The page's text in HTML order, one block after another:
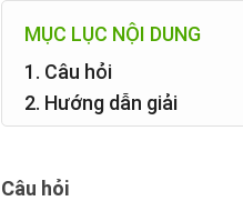
MỤC LỤC NỘI DUNG
1. Câu hỏi
2. Hướng dẫn giải
Câu hỏi